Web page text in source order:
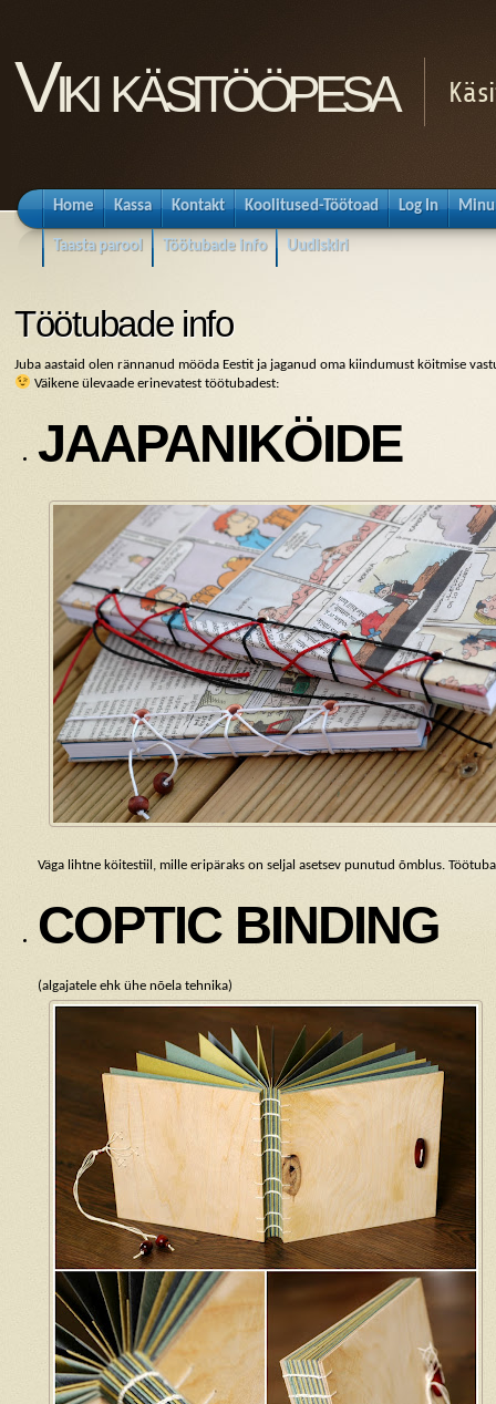
Viki käsitööpesa
Home Kassa Kontakt Koolitused-Töötoad Log In
Taasta parool Töötubade info Uudiskiri
Töötubade info
Juba aastaid olen rännanud mööda Eestit ja jaganud oma kiindumust köitmise
Väikene ülevaade erinevatest töötubadest:
JAAPANIKÖIDE
Väga lihtne köitestiil, mille eripäraks on seljal asetsev punutud õmblus.
COPTIC BINDING
(algajatele ehk ühe nõela tehnika)